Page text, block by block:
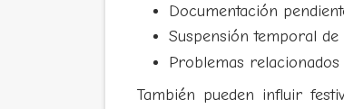
Documentación
Suspensión temporal de
Problemas
También pueden influir